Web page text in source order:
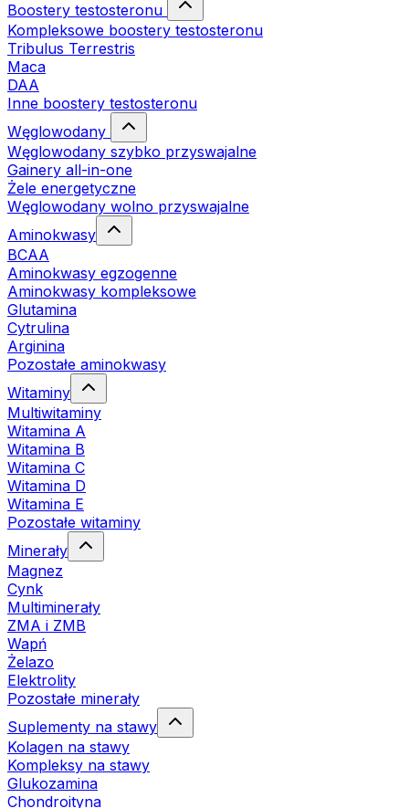
Boostery testosteronu
Kompleksowe boostery testosteronu
Tribulus Terrestris
Maca
DAA
Inne boostery testosteronu
Węglowodany
Węglowodany szybko przyswajalne
Gainery all-in-one
Żele energetyczne
Węglowodany wolno przyswajalne
Aminokwasy
BCAA
Aminokwasy egzogenne
Aminokwasy kompleksowe
Glutamina
Cytrulina
Arginina
Pozostałe aminokwasy
Witaminy
Multiwitaminy
Witamina A
Witamina B
Witamina C
Witamina D
Witamina E
Pozostałe witaminy
Minerały
Magnez
Cynk
Multiminerały
ZMA i ZMB
Wapń
Żelazo
Elektrolity
Pozostałe minerały
Suplementy na stawy
Kolagen na stawy
Kompleksy na stawy
Glukozamina
Chondroityna